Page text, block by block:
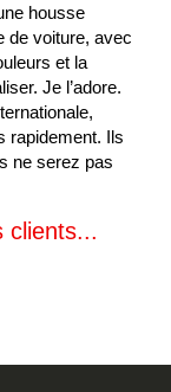
housse
de voiture, avec
et la
Je l’adore.
rapidement. Ils
ne serez pas
clients...